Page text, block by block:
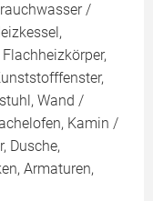
/
Wand /
Kamin /
Dusche,
Armaturen,